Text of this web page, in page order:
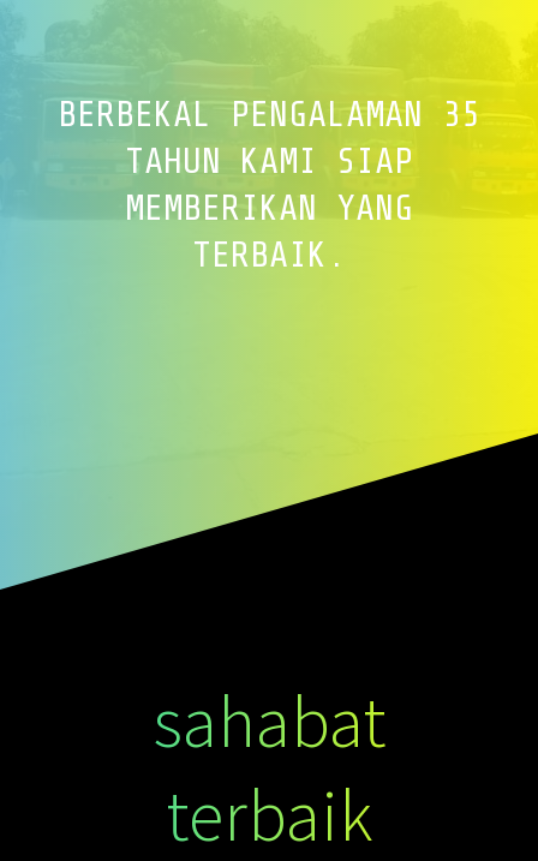
BERBEKAL PENGALAMAN 35
TAHUN KAMI SIAP
MEMBERIKAN YANG
TERBAIK.
sahabat
terbaik